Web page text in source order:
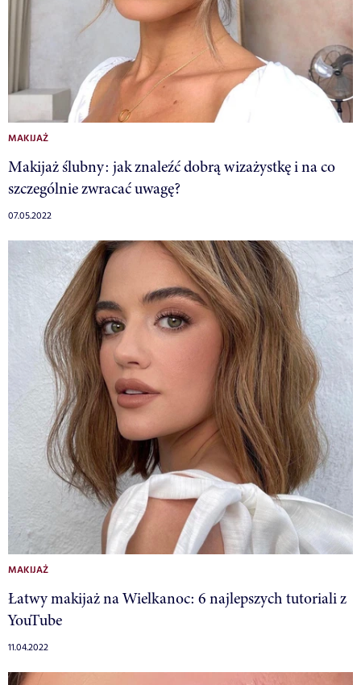
MAKIJAŻ
Makijaż ślubny: jak znaleźć dobrą wizażystkę i na co
szczególnie zwracać uwagę?
07.05.2022
MAKIJAŻ
Łatwy makijaż na Wielkanoc: 6 najlepszych tutoriali z
YouTube
11.04.2022